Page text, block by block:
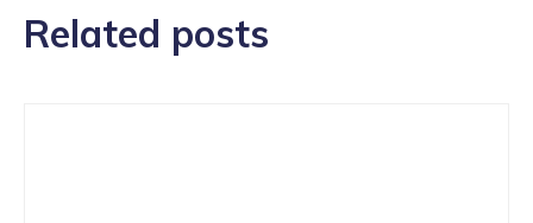
Related posts